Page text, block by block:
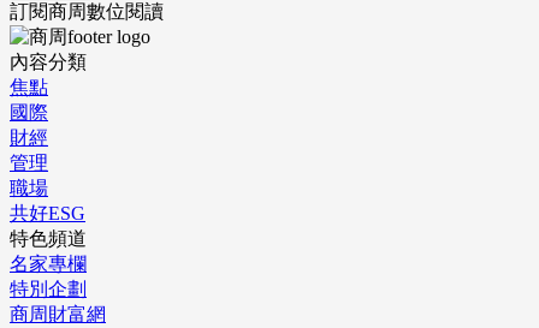
訂閱商周數位閱讀
內容分類
焦點
國際
財經
管理
職場
共好ESG
特色頻道
名家專欄
特別企劃
商周財富網